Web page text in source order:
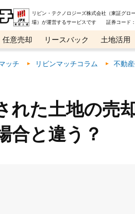
リビン・テクノロジーズ株式会社（東証グロ
場）が運営するサービスです 証券コード
任意売却 リースバック 土地活用
産カンパニー オンライン講座
ッチ リビンマッチコラム 不動
れた土地の売
合と違う？